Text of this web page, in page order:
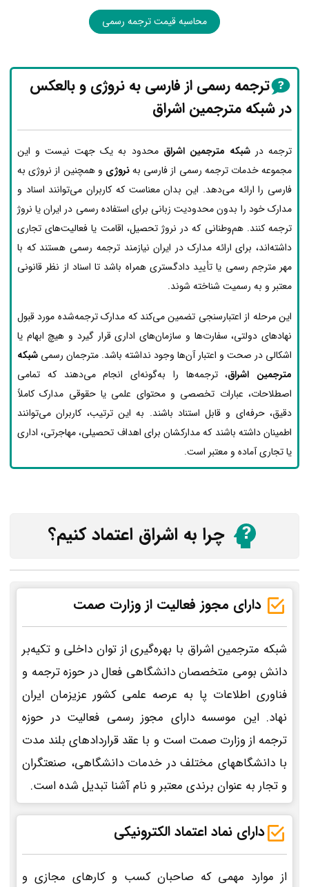
محاسبه قیمت ترجمه رسمی
ترجمه رسمی از فارسی به نروژی و بالعکس
در شبکه مترجمین اشراق
ترجمه درشبکه مترجمین اشراق محدود به یک جهت نیست و این
مجموعه خدمات ترجمه رسمی از فارسی بهنروژی و همچنین از نروژی به
فارسی را ارائه می‌دهد. این بدان معناست که کاربران می‌توانند اسناد و
مدارک خود را بدون محدودیت زبانی برای استفاده رسمی در ایران یا نروژ
ترجمه کنند. هم‌وطنانی که در نروژ تحصیل، اقامت یا فعالیت‌های تجاری
داشته‌اند، برای ارائه مدارک در ایران نیازمند ترجمه رسمی هستند که با
مهر مترجم رسمی یا تأیید دادگستری همراه باشد تا اسناد از نظر قانونی
معتبر و به رسمیت شناخته شوند.
این مرحله از اعتبارسنجی تضمین می‌کند که مدارک ترجمه‌شده مورد قبول
نهادهای دولتی، سفارت‌ها و سازمان‌های اداری قرار گیرد و هیچ ابهام یا
اشکالی در صحت و اعتبار آن‌ها وجود نداشته باشد. مترجمان رسمی شبکه
مترجمین اشراق، ترجمه‌ها را به‌گونه‌ای انجام می‌دهند که تمامی
اصطلاحات، عبارات تخصصی و محتوای علمی یا حقوقی مدارک کاملاً
دقیق، حرفه‌ای و قابل استناد باشند. به این ترتیب، کاربران می‌توانند
اطمینان داشته باشند که مدارکشان برای اهداف تحصیلی، مهاجرتی، اداری
یا تجاری آماده و معتبر است.
چرا به اشراق اعتماد کنیم؟
دارای مجوز فعالیت از وزارت صمت
شبکه مترجمین اشراق با بهره‌گیری از توان داخلی و تکیه‌بر
دانش بومی متخصصان دانشگاهی فعال در حوزه ترجمه و
فناوری اطلاعات پا به عرصه علمی کشور عزیزمان ایران
نهاد. این موسسه دارای مجوز رسمی فعالیت در حوزه
ترجمه از وزارت صمت است و با عقد قراردادهای بلند مدت
با دانشگاههای مختلف در خدمات دانشگاهی، صنعتگران
و تجار به عنوان برندی معتبر و نام آشنا تبدیل شده است.
دارای نماد اعتماد الکترونیکی
از موارد مهمی که صاحبان کسب و کارهای مجازی و